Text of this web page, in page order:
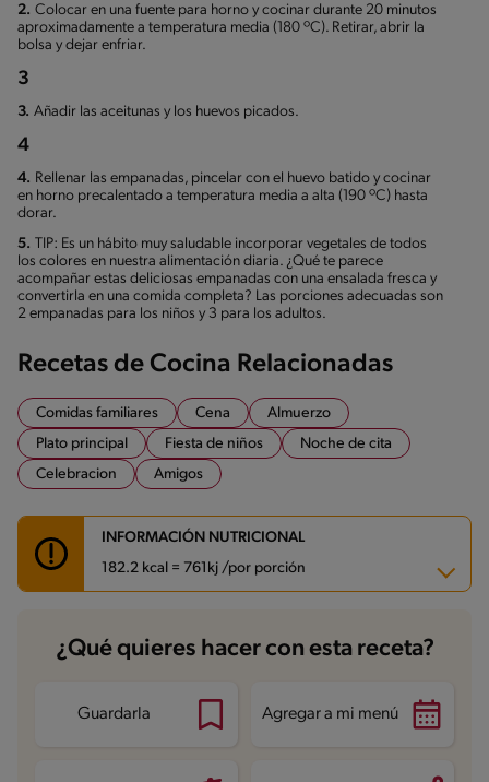
2. Colocar en una fuente para horno y cocinar durante 20 minutos
aproximadamente a temperatura media (180 ºC). Retirar, abrir la
bolsa y dejar enfriar.
3
3. Añadir las aceitunas y los huevos picados.
4
4. Rellenar las empanadas, pincelar con el huevo batido y cocinar
en horno precalentado a temperatura media a alta (190 ºC) hasta
dorar.
5. TIP: Es un hábito muy saludable incorporar vegetales de todos
los colores en nuestra alimentación diaria. ¿Qué te parece
acompañar estas deliciosas empanadas con una ensalada fresca y
convertirla en una comida completa? Las porciones adecuadas son
2 empanadas para los niños y 3 para los adultos.
Recetas de Cocina Relacionadas
Comidas familiares Cena
Almuerzo
Plato principal
Fiesta de niños
Noche de cita
Celebracion
Amigos
INFORMACIÓN NUTRICIONAL
182.2 kcal = 761kj /por porción
Carbohidratos
14.4 g
Energía 182.2 kcal
Proteína
Grasas saturadas 3.5 g
¿Qué quieres hacer con esta receta?
Guardarla Agregar a mi menú